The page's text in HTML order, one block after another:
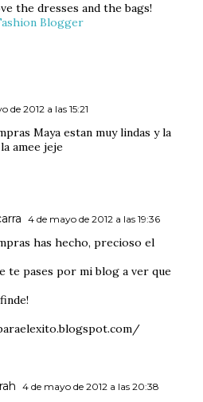
the dresses and the bags!
Blogger
de 2012 a las 15:21
Maya estan muy lindas y la
amee jeje
4 de mayo de 2012 a las 19:36
has hecho, precioso el
te pases por mi blog a ver que
4 de mayo de 2012 a las 20:38